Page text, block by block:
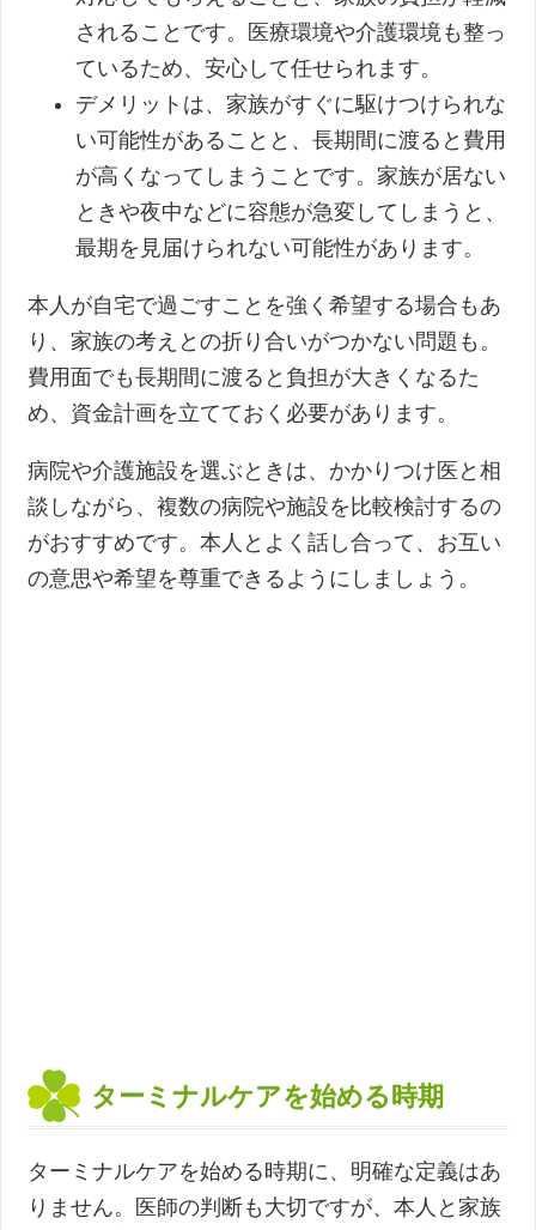
されることです。医療環境や介護環境も整っ
ているため、安心して任せられます。
デメリットは、家族がすぐに駆けつけられな
い可能性があることと、長期間に渡ると費用
が高くなってしまうことです。家族が居ない
ときや夜中などに容態が急変してしまうと、
最期を見届けられない可能性があります。
本人が自宅で過ごすことを強く希望する場合もあ
り、家族の考えとの折り合いがつかない問題も。
費用面でも長期間に渡ると負担が大きくなるた
め、資金計画を立てておく必要があります。
病院や介護施設を選ぶときは、かかりつけ医と相
談しながら、複数の病院や施設を比較検討するの
がおすすめです。本人とよく話し合って、お互い
の意思や希望を尊重できるようにしましょう。
ターミナルケアを始める時期
ターミナルケアを始める時期に、明確な定義はあ
りません。医師の判断も大切ですが、本人と家族